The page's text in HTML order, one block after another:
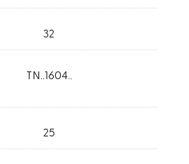
32
TN..1604..
25